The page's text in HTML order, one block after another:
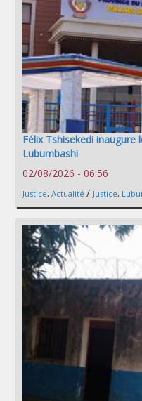
Félix Tshisekedi
Lubumbashi
02/08/2026 - 06:56
Justice, Actualité / Justice,